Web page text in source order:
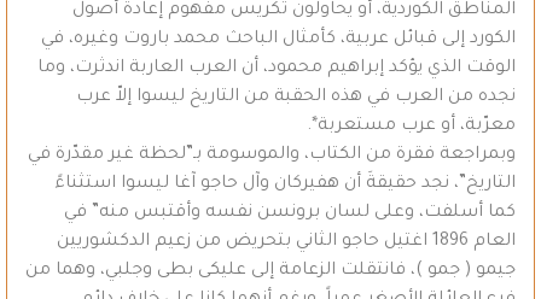
المناطق الكوردية، أو يحاولون تكريس مفهوم إعادة أصول
الكورد إلى قبائل عربية، كأمثال الباحث محمد باروت وغيره، في
الوقت الذي يؤكد إبراهيم محمود، أن العرب العاربة اندثرت، وما
نجده من العرب في هذه الحقبة من التاريخ ليسوا إلاّ عرب
معرّبة، أو عرب مستعربة*.
وبمراجعة فقرة من الكتاب، والموسومة بـ”لحظة غير مقدّرة في
التاريخ”، نجد حقيقةَ أن هفيركان وآل حاجو آغا ليسوا استثناءً
كما أسلفت، وعلى لسان برونسن نفسه وأقتبس منه” في
العام 1896 اغتيل حاجو الثاني بتحريض من زعيم الدكشوريين
جيمو ( جمو )، فانتقلت الزعامة إلى عليكى بطى وجلبي، وهما من